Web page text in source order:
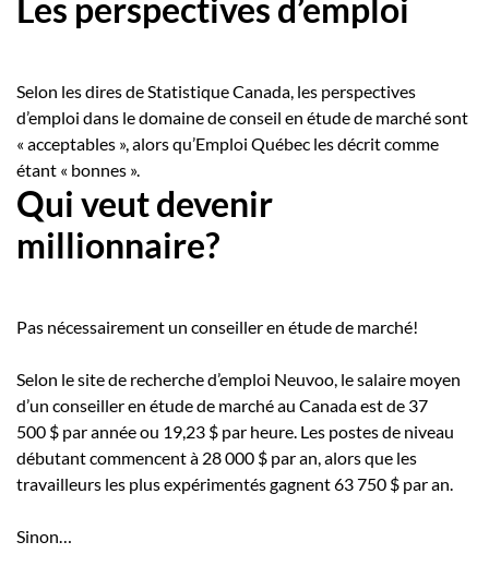
Les perspectives d’emploi
Selon les dires de Statistique Canada, les perspectives
d’emploi dans le domaine de conseil en étude de marché sont
« acceptables », alors qu’Emploi Québec les décrit comme
étant « bonnes ».
Qui veut devenir
millionnaire?
Pas nécessairement un conseiller en étude de marché!
Selon le site de recherche d’emploi Neuvoo, le salaire moyen
d’un conseiller en étude de marché au Canada est de 37
500 $ par année ou 19,23 $ par heure. Les postes de niveau
débutant commencent à 28 000 $ par an, alors que les
travailleurs les plus expérimentés gagnent 63 750 $ par an.
Sinon…